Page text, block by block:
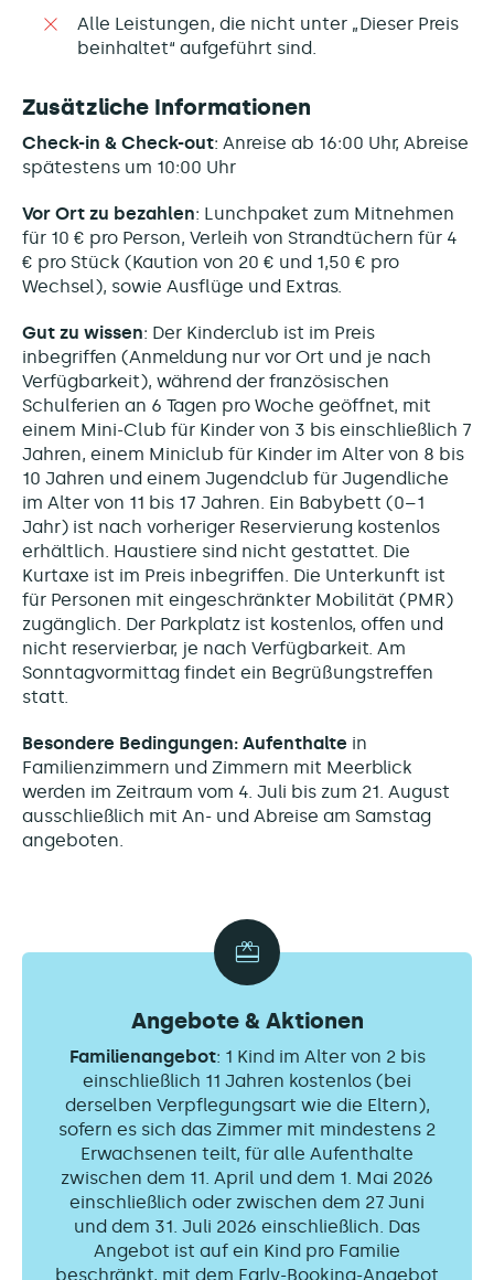
Alle Leistungen, die nicht unter „Dieser Preis
beinhaltet“ aufgeführt sind.
Zusätzliche Informationen
Check-in & Check-out: Anreise ab 16:00 Uhr, Abreise
spätestens um 10:00 Uhr
Vor Ort zu bezahlen: Lunchpaket zum Mitnehmen
für 10 € pro Person, Verleih von Strandtüchern für 4
€ pro Stück (Kaution von 20 € und 1,50 € pro
Wechsel), sowie Ausflüge und Extras.
Gut zu wissen: Der Kinderclub ist im Preis
inbegriffen (Anmeldung nur vor Ort und je nach
Verfügbarkeit), während der französischen
Schulferien an 6 Tagen pro Woche geöffnet, mit
einem Mini-Club für Kinder von 3 bis einschließlich 7
Jahren, einem Miniclub für Kinder im Alter von 8 bis
10 Jahren und einem Jugendclub für Jugendliche
im Alter von 11 bis 17 Jahren. Ein Babybett (0–1
Jahr) ist nach vorheriger Reservierung kostenlos
erhältlich. Haustiere sind nicht gestattet. Die
Kurtaxe ist im Preis inbegriffen. Die Unterkunft ist
für Personen mit eingeschränkter Mobilität (PMR)
zugänglich. Der Parkplatz ist kostenlos, offen und
nicht reservierbar, je nach Verfügbarkeit. Am
Sonntagvormittag findet ein Begrüßungstreffen
statt.
Besondere Bedingungen: Aufenthalte in
Familienzimmern und Zimmern mit Meerblick
werden im Zeitraum vom 4. Juli bis zum 21. August
ausschließlich mit An- und Abreise am Samstag
angeboten.
Angebote & Aktionen
Familienangebot: 1 Kind im Alter von 2 bis
einschließlich 11 Jahren kostenlos (bei
derselben Verpflegungsart wie die Eltern),
sofern es sich das Zimmer mit mindestens 2
Erwachsenen teilt, für alle Aufenthalte
zwischen dem 11. April und dem 1. Mai 2026
einschließlich oder zwischen dem 27. Juni
und dem 31. Juli 2026 einschließlich. Das
Angebot ist auf ein Kind pro Familie
beschränkt, mit dem Early-Booking-Angebot